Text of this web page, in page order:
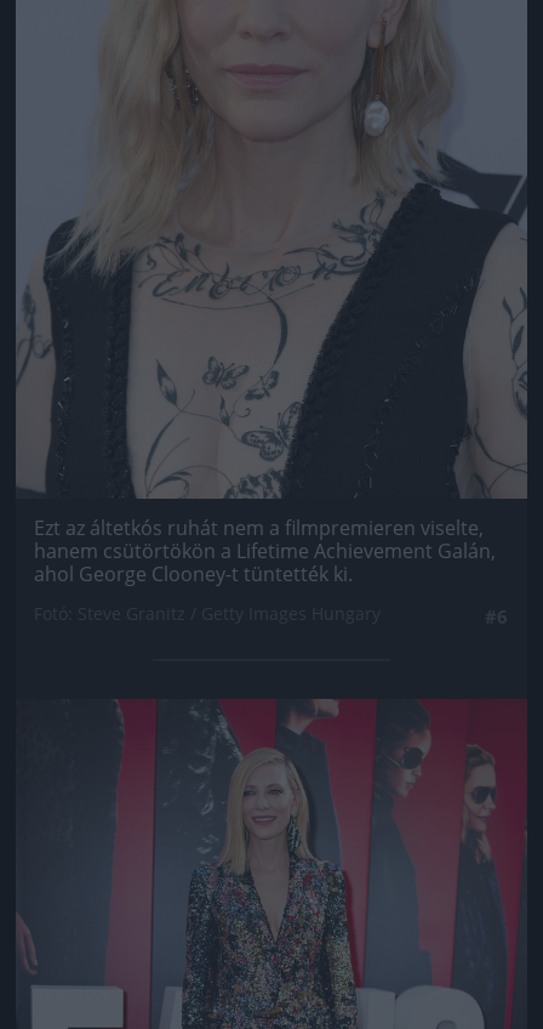
Ezt az áltetkós ruhát nem a filmpremieren viselte,
hanem csütörtökön a Lifetime Achievement Galán,
ahol George Clooney-t tüntették ki.
Jön még kép!